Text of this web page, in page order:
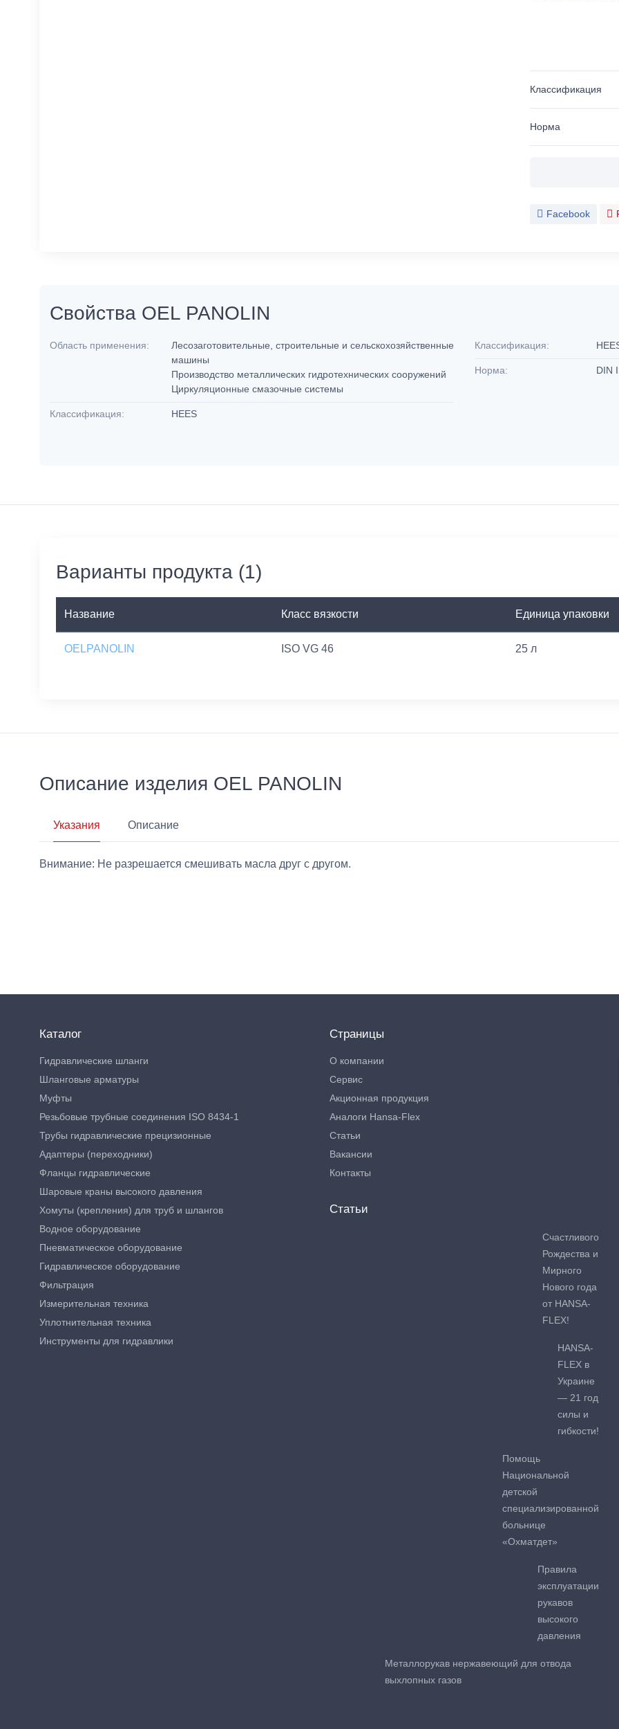
Классификация
Норма
Facebook
Свойства OEL PANOLIN
Область применения:
Лесозаготовительные, строительные и сельскохозяйственные
машины
Производство металлических гидротехнических сооружений
Циркуляционные смазочные системы
Классификация: HEES
Классификация:
Норма: DIN
Варианты продукта (1)
Название Класс вязкости Единица упаковки
OELPANOLIN ISO VG 46 25 л
Описание изделия OEL PANOLIN
Указания Описание
Внимание: Не разрешается смешивать масла друг с другом.
Каталог
Гидравлические шланги
Шланговые арматуры
Муфты
Резьбовые трубные соединения ISO 8434-1
Трубы гидравлические прецизионные
Адаптеры (переходники)
Фланцы гидравлические
Шаровые краны высокого давления
Хомуты (крепления) для труб и шлангов
Водное оборудование
Пневматическое оборудование
Гидравлическое оборудование
Фильтрация
Измерительная техника
Уплотнительная техника
Инструменты для гидравлики
Страницы
О компании
Сервис
Акционная продукция
Аналоги Hansa-Flex
Статьи
Вакансии
Контакты
Статьи
Счастливого
Рождества и
Мирного
Нового года
от HANSA-
FLEX!
HANSA-
FLEX в
Украине
— 21 год
силы и
гибкости!
Помощь
Национальной
детской
специализированной
больнице
«Охматдет»
Правила
эксплуатации
рукавов
высокого
давления
Металлорукав нержавеющий для отвода
выхлопных газов